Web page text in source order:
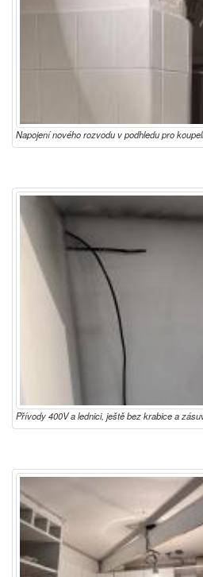
Napojení nového rozvodu v podhledu pro
v dutině
Přívody 400V a lednici, ještě bez krabice a